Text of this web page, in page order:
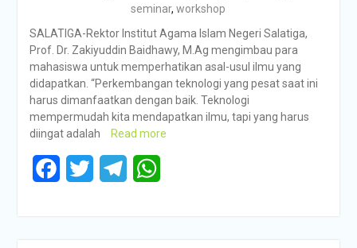
seminar,workshop
SALATIGA-Rektor Institut Agama Islam Negeri Salatiga,
Prof. Dr. Zakiyuddin Baidhawy, M.Ag mengimbau para
mahasiswa untuk memperhatikan asal-usul ilmu yang
didapatkan. “Perkembangan teknologi yang pesat saat ini
harus dimanfaatkan dengan baik. Teknologi
mempermudah kita mendapatkan ilmu, tapi yang harus
diingat adalah
Read more
Facebook
Twitter Telegram